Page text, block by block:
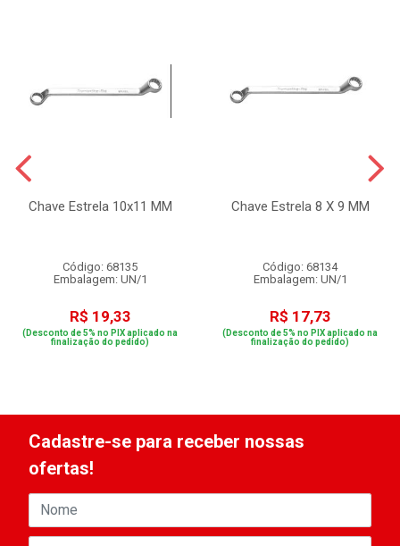
Chave Estrela 10x11 MM
Código: 68135
Embalagem: UN/1
R$ 19,33
(Desconto de 5% no PIX aplicado na
finalização do pedido)
Chave Estrela 8 X 9 MM
Código: 68134
Embalagem: UN/1
R$ 17,73
(Desconto de 5% no PIX aplicado na
finalização do pedido)
Cadastre-se para receber nossas
ofertas!